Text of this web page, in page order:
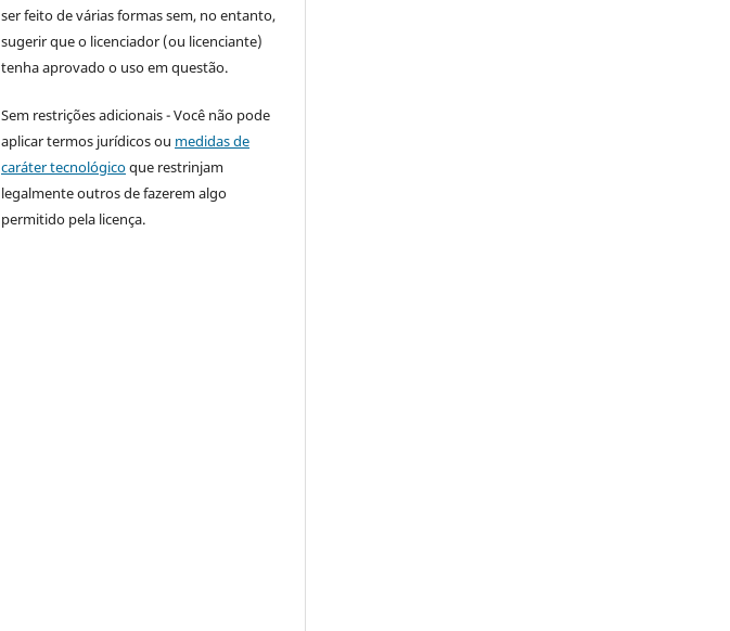
ser feito de várias formas sem, no entanto,
sugerir que o licenciador (ou licenciante)
tenha aprovado o uso em questão.
Sem restrições adicionais - Você não pode
aplicar termos jurídicos ou medidas de
caráter tecnológicoque restrinjam
legalmente outros de fazerem algo
permitido pela licença.